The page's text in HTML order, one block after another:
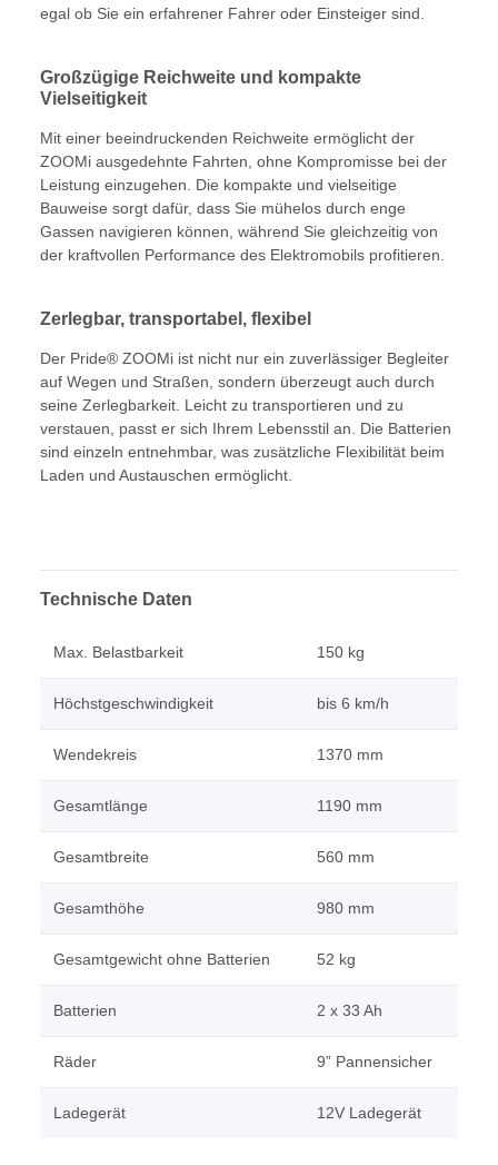
egal ob Sie ein erfahrener Fahrer oder Einsteiger sind.
Großzügige Reichweite und kompakte
Vielseitigkeit
Mit einer beeindruckenden Reichweite ermöglicht der
ZOOMi ausgedehnte Fahrten, ohne Kompromisse bei der
Leistung einzugehen. Die kompakte und vielseitige
Bauweise sorgt dafür, dass Sie mühelos durch enge
Gassen navigieren können, während Sie gleichzeitig von
der kraftvollen Performance des Elektromobils profitieren.
Zerlegbar, transportabel, flexibel
Der Pride® ZOOMi ist nicht nur ein zuverlässiger Begleiter
auf Wegen und Straßen, sondern überzeugt auch durch
seine Zerlegbarkeit. Leicht zu transportieren und zu
verstauen, passt er sich Ihrem Lebensstil an. Die Batterien
sind einzeln entnehmbar, was zusätzliche Flexibilität beim
Laden und Austauschen ermöglicht.
Technische Daten
Max. Belastbarkeit 150 kg
Höchstgeschwindigkeit bis 6 km/h
Wendekreis 1370 mm
Gesamtlänge 1190 mm
Gesamtbreite 560 mm
Gesamthöhe 980 mm
Gesamtgewicht ohne Batterien 52 kg
Batterien 2 x 33 Ah
Räder 9” Pannensicher
Ladegerät 12V Ladegerät